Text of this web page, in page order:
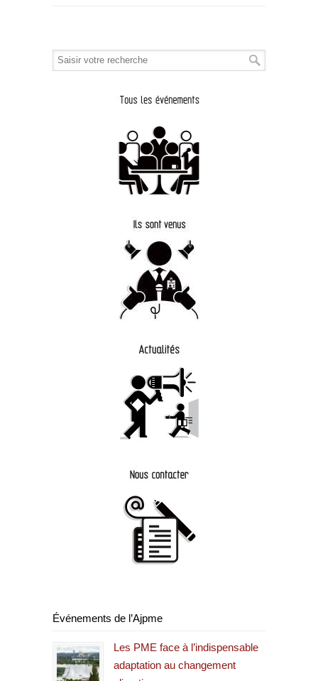
Événements de l’Ajpme
Les PME face à l’indispensable
adaptation au changement